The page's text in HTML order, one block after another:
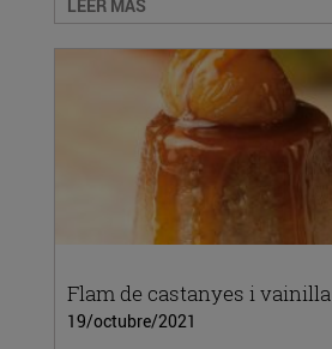
LEER MÁS
Flam de castanyes i vainilla
19/octubre/2021